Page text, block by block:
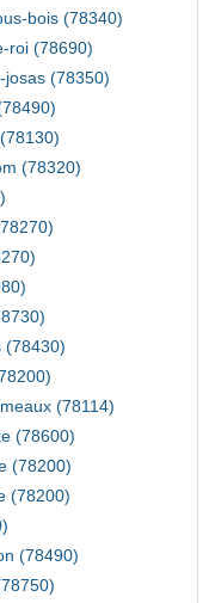
bois (78340)
roi (78690)
josas (78350)
(78320)
(78430)
(78114)
(78600)
(78200)
(78200)
(78490)